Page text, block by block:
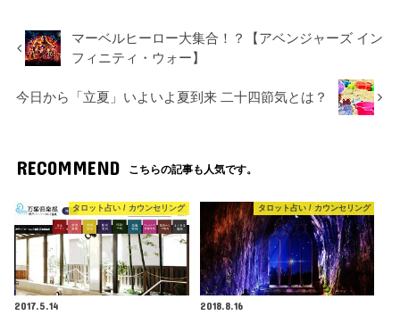
マーベルヒーロー大集合！？【アベンジャーズ イン
フィニティ・ウォー】
今日から「立夏」いよいよ夏到来 二十四節気とは？
RECOMMEND こちらの記事も人気です。
タロット占い / カウンセリング
2017.5.14
タロット占い / カウンセリング
2018.8.16